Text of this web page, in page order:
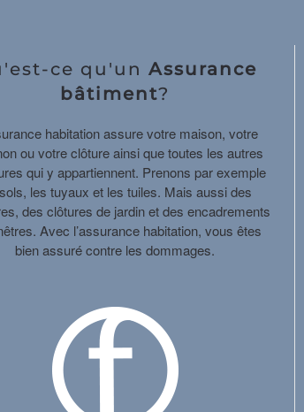
ce qu'un Assurance
bâtiment?
habitation assure votre maison, votre
ou votre clôture ainsi que toutes les autres
qui y appartiennent. Prenons par exemple
les tuyaux et les tuiles. Mais aussi des
des clôtures de jardin et des encadrements
Avec l’assurance habitation, vous êtes
bien assuré contre les dommages.